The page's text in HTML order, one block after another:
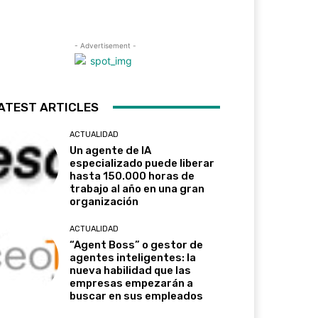
- Advertisement -
ARTICLES
ACTUALIDAD
Un agente de IA
especializado puede liberar
hasta 150.000 horas de
trabajo al año en una gran
organización
ACTUALIDAD
“Agent Boss” o gestor de
agentes inteligentes: la
nueva habilidad que las
empresas empezarán a
buscar en sus empleados